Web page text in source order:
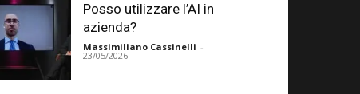
Posso utilizzare l’AI in
azienda?
Massimiliano Cassinelli -
23/05/2026